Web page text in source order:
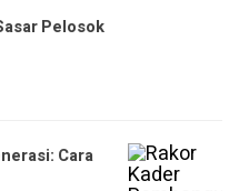
Pelosok
Cara